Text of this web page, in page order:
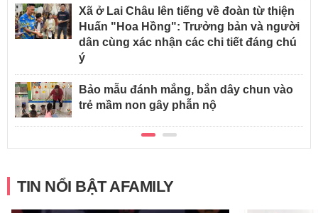
Xã ở Lai Châu lên tiếng về đoàn từ thiện
Huấn "Hoa Hồng": Trưởng bản và người
dân cùng xác nhận các chi tiết đáng chú
ý
Bảo mẫu đánh mắng, bắn dây chun vào
trẻ mầm non gây phẫn nộ
TIN NỔI BẬT AFAMILY